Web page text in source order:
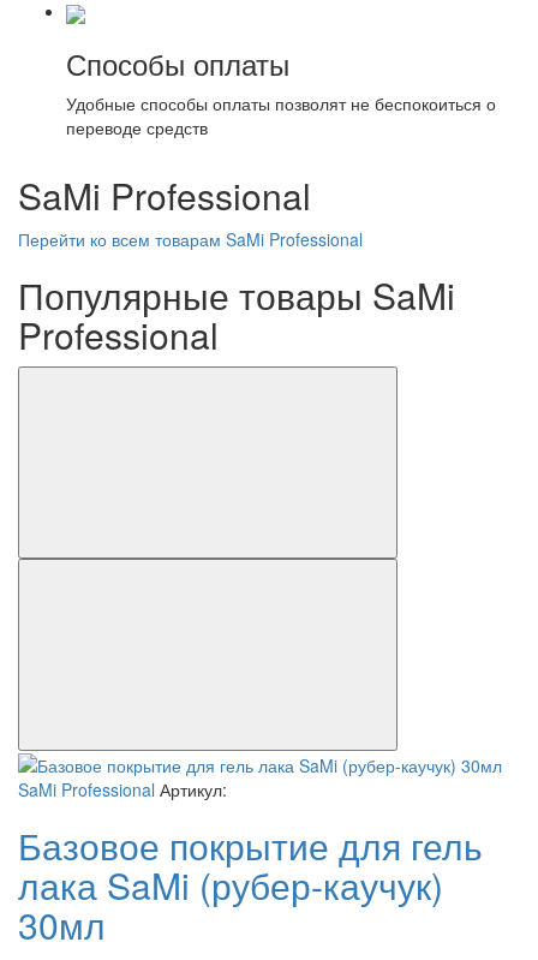
Способы оплаты
Удобные способы оплаты позволят не беспокоиться о
переводе средств
SaMi Professional
Перейти ко всем товарам SaMi Professional
Популярные товары SaMi
Professional
SaMi Professional Артикул:
Базовое покрытие для гель
лака SaMi (рубер-каучук)
30мл